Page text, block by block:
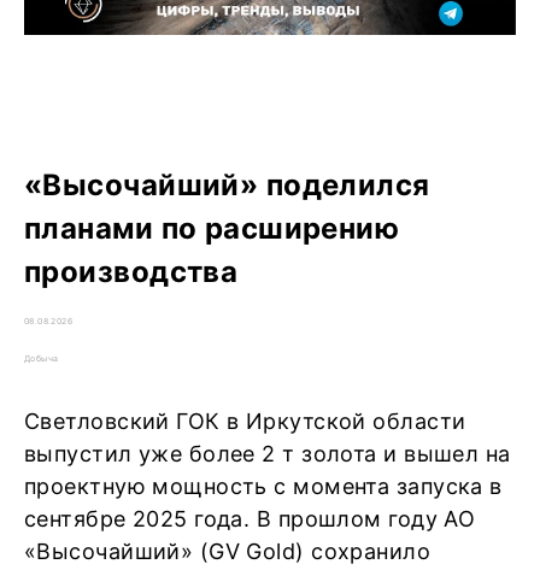
«Высочайший» поделился
планами по расширению
производства
08.08.2026
Добыча
Светловский ГОК в Иркутской области
выпустил уже более 2 т золота и вышел на
проектную мощность с момента запуска в
сентябре 2025 года. В прошлом году АО
«Высочайший» (GV Gold) сохранило